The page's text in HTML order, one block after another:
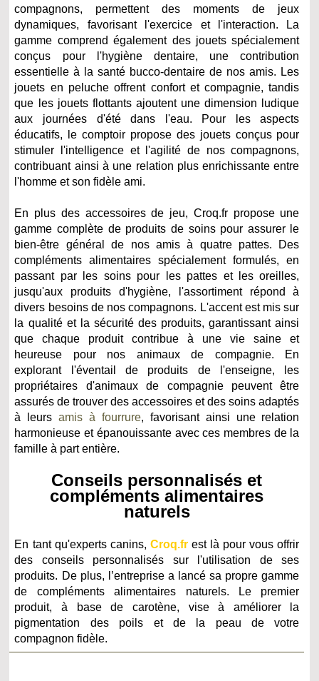
compagnons, permettent des moments de jeux
dynamiques, favorisant l'exercice et l'interaction. La
gamme comprend également des jouets spécialement
conçus pour l'hygiène dentaire, une contribution
essentielle à la santé bucco-dentaire de nos amis. Les
jouets en peluche offrent confort et compagnie, tandis
que les jouets flottants ajoutent une dimension ludique
aux journées d'été dans l'eau. Pour les aspects
éducatifs, le comptoir propose des jouets conçus pour
stimuler l'intelligence et l'agilité de nos compagnons,
contribuant ainsi à une relation plus enrichissante entre
l'homme et son fidèle ami.
En plus des accessoires de jeu, Croq.fr propose une
gamme complète de produits de soins pour assurer le
bien-être général de nos amis à quatre pattes. Des
compléments alimentaires spécialement formulés, en
passant par les soins pour les pattes et les oreilles,
jusqu'aux produits d'hygiène, l'assortiment répond à
divers besoins de nos compagnons. L'accent est mis sur
la qualité et la sécurité des produits, garantissant ainsi
que chaque produit contribue à une vie saine et
heureuse pour nos animaux de compagnie. En
explorant l'éventail de produits de l'enseigne, les
propriétaires d'animaux de compagnie peuvent être
assurés de trouver des accessoires et des soins adaptés
à leursamis à fourrure, favorisant ainsi une relation
harmonieuse et épanouissante avec ces membres de la
famille à part entière.
Conseils personnalisés et
compléments alimentaires
naturels
En tant qu'experts canins, Croq.frest là pour vous offrir
des conseils personnalisés sur l'utilisation de ses
produits. De plus, l’entreprise a lancé sa propre gamme
de compléments alimentaires naturels. Le premier
produit, à base de carotène, vise à améliorer la
pigmentation des poils et de la peau de votre
compagnon fidèle.